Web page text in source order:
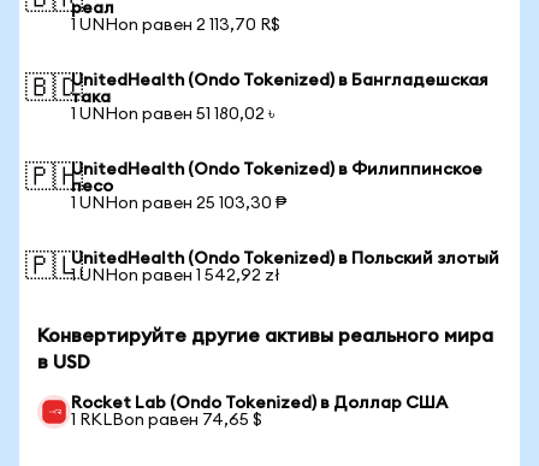
реал
1 UNHon равен 2 113,70 R$
🇧🇩UnitedHealth (Ondo Tokenized) в Бангладешская
така
1 UNHon равен 51 180,02 ৳
🇵🇭UnitedHealth (Ondo Tokenized) в Филиппинское
песо
1 UNHon равен 25 103,30 ₱
🇵🇱UnitedHealth (Ondo Tokenized) в Польский злотый
1 UNHon равен 1 542,92 zł
Конвертируйте другие активы реального мира
в USD
Rocket Lab (Ondo Tokenized) в Доллар США
1 RKLBon равен 74,65 $